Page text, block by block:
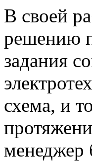
В своей
решению
задания
схема, и
менеджер